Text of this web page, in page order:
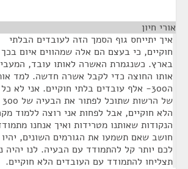
אורי חיון
איך יתייחס גוף הסמך הזה לעובדים הבלתי
חוקיים, כי בעצם הם אלה שמהווים איום
בארץ. כשנגמרת האשרה לאותו עובד,
אותו החוצה כדי לקבל אשרה חדשה. למד
ה300- אלף עובדים בלתי חוקיים. אני לא
הלא חוקיים, אבל לפחות אני רוצה ללמוד
הנקודות שאותנו מטרידות ואיך אנחנו
חושב שאם תשמעו את הגורמים השונים, יהיו
לכם יותר קל להתמודד עם הבעיה. לנו יהיה
תצליחו להתמודד עם העובדים הלא חוקיים.